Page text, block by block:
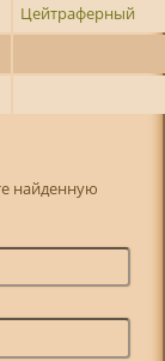
Цейтраферный
найденную